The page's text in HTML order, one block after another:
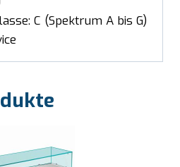
C (Spektrum A bis G)